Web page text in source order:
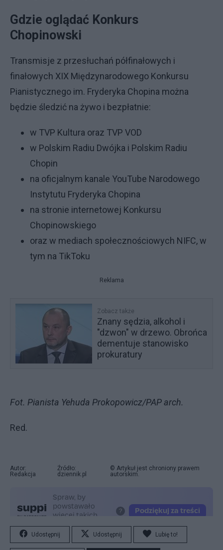
Gdzie oglądać Konkurs
Chopinowski
Transmisje z przesłuchań półfinałowych i
finałowych XIX Międzynarodowego Konkursu
Pianistycznego im. Fryderyka Chopina można
będzie śledzić na żywo i bezpłatnie:
w TVP Kultura oraz TVP VOD
w Polskim Radiu Dwójka i Polskim Radiu
Chopin
na oficjalnym kanale YouTube Narodowego
Instytutu Fryderyka Chopina
na stronie internetowej Konkursu
Chopinowskiego
oraz w mediach społecznościowych NIFC, w
tym na TikToku
Reklama
Zobacz także
Znany sędzia, alkohol i
"dzwon" w drzewo. Obrońca
dementuje stanowisko
prokuratury
Fot. Pianista Yehuda Prokopowicz/PAP arch.
Red.
Autor:
Redakcja
Źródło:
dziennik.pl
© Artykuł jest chroniony prawem
autorskim.
Udostępnij Udostępnij Lubię to!